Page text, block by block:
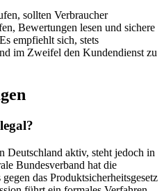
sollten Verbraucher
Bewertungen lesen und sichere
empfiehlt sich, stets
im Zweifel den Kundendienst zu
Deutschland aktiv, steht jedoch in
Bundesverband hat die
das Produktsicherheitsgesetz